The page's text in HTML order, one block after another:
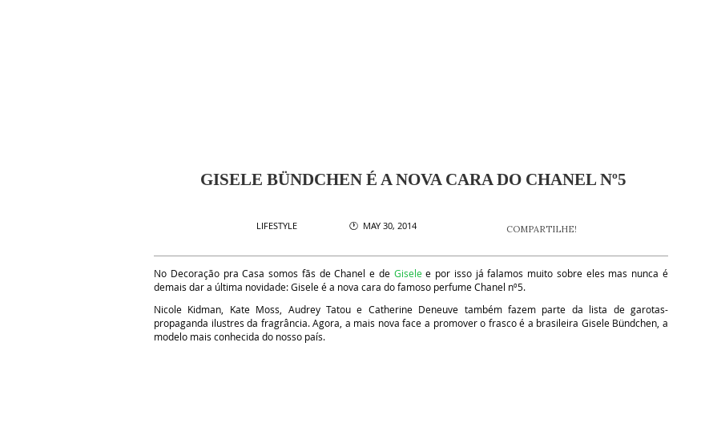
GISELE BÜNDCHEN É A NOVA CARA DO CHANEL Nº5
LIFESTYLE 🕐 MAY 30, 2014 COMPARTILHE!
No Decoração pra Casa somos fãs de Chanel e de Gisele e por isso já falamos muito sobre eles mas nunca é
demais dar a última novidade: Gisele é a nova cara do famoso perfume Chanel nº5.
Nicole Kidman, Kate Moss, Audrey Tatou e Catherine Deneuve também fazem parte da lista de garotas-
propaganda ilustres da fragrância. Agora, a mais nova face a promover o frasco é a brasileira Gisele Bündchen, a
modelo mais conhecida do nosso país.